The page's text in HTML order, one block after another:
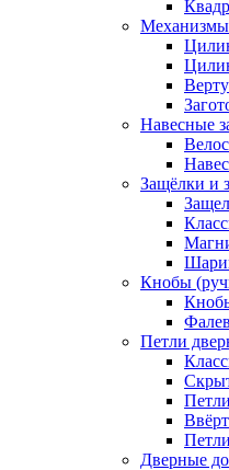
Механизмы
Навесные
Защёлки и
Кнобы
Петли
Дверные